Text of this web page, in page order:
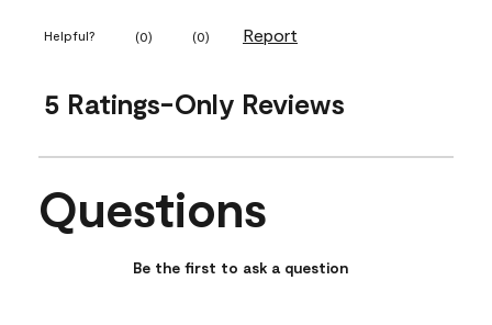
Helpful? (0) (0) Report
5 Ratings-Only Reviews
No questions have been asked about this product.
Questions
Be the first to ask a question